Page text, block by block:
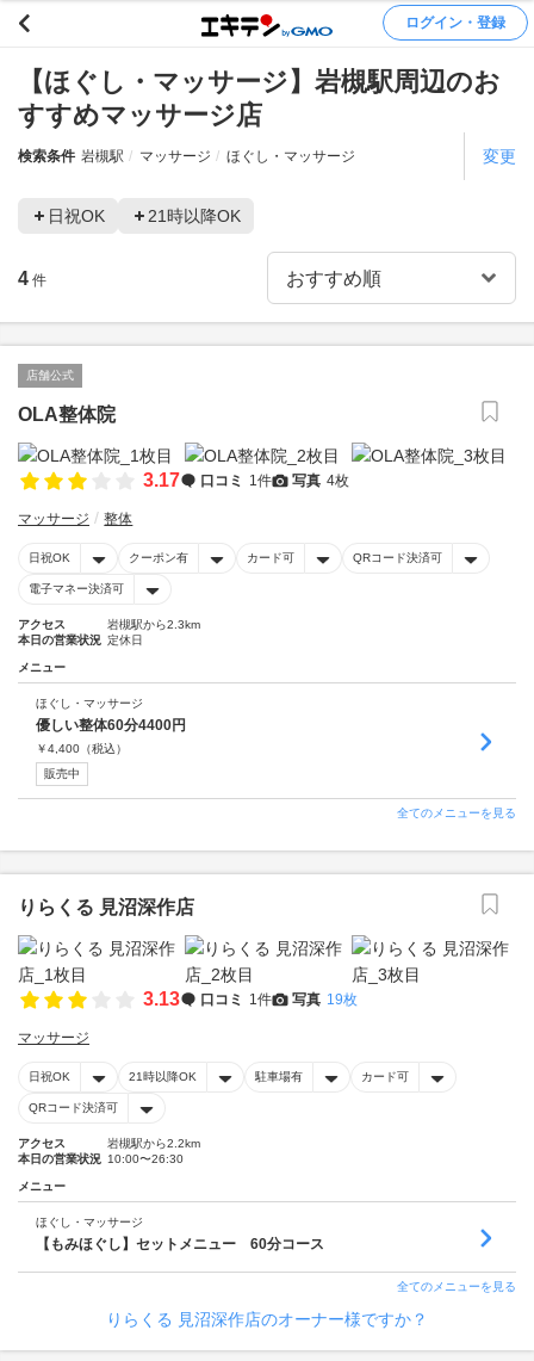
ログイン・登録
【ほぐし・マッサージ】岩槻駅周辺のお
すすめマッサージ店
検索条件 岩槻駅 マッサージ ほぐし・マッサージ 変更
日祝OK 21時以降OK
4 件
店舗公式
OLA整体院
3.17 口コミ 1件 写真 4枚
マッサージ 整体
日祝OK クーポン有 カード可 QRコード決済可
電子マネー決済可
アクセス
岩槻駅から2.3km
本日の営業状況 定休日
メニュー
ほぐし・マッサージ
優しい整体60分4400円
￥4,400 （税込）
販売中
全てのメニューを見る
りらくる 見沼深作店
3.13 口コミ 1件 写真 19枚
マッサージ
日祝OK 21時以降OK 駐車場有 カード可
QRコード決済可
アクセス
岩槻駅から2.2km
本日の営業状況 10:00〜26:30
メニュー
ほぐし・マッサージ
【もみほぐし】セットメニュー 60分コース
全てのメニューを見る
りらくる 見沼深作店のオーナー様ですか？